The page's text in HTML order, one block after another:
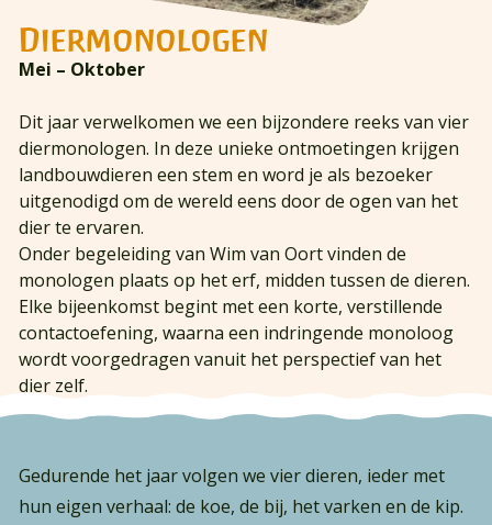
Diermonologen
Mei – Oktober
Dit jaar verwelkomen we een bijzondere reeks van vier
diermonologen. In deze unieke ontmoetingen krijgen
landbouwdieren een stem en word je als bezoeker
uitgenodigd om de wereld eens door de ogen van het
dier te ervaren.
Onder begeleiding van Wim van Oort vinden de
monologen plaats op het erf, midden tussen de dieren.
Elke bijeenkomst begint met een korte, verstillende
contactoefening, waarna een indringende monoloog
wordt voorgedragen vanuit het perspectief van het
dier zelf.
Gedurende het jaar volgen we vier dieren, ieder met
hun eigen verhaal: de koe, de bij, het varken en de kip.